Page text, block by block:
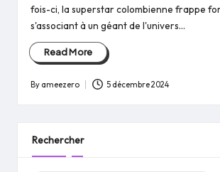
fois-ci, la superstar colombienne frappe
s'associant à un géant de l'univers…
Read More
Posted
By ameezero 5 décembre 2024
Rechercher